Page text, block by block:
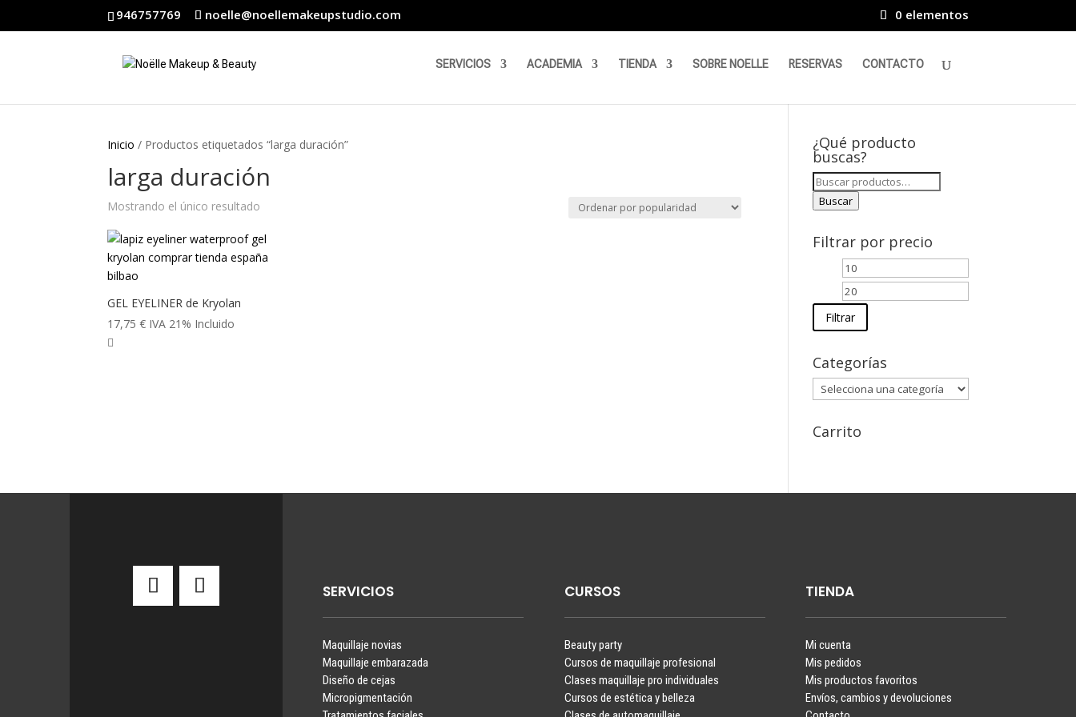
946757769 noelle@noellemakeupstudio.com 0 elementos
SERVICIOS ACADEMIA TIENDA SOBRE NOELLE RESERVAS CONTACTO
Inicio / Productos etiquetados “larga duración”
larga duración
Mostrando el único resultado
GEL EYELINER de Kryolan
17,75€ IVA 21% Incluido
¿Qué producto
buscas?
Buscar
por:
Buscar
Filtrar por precio
Precio
mínimo
Filtrar
Categorías
Carrito
SERVICIOS
Maquillaje novias
Maquillaje embarazada
Diseño de cejas
Micropigmentación
CURSOS
Beauty party
Cursos de maquillaje profesional
Clases maquillaje pro individuales
Cursos de estética y belleza
TIENDA
Mi cuenta
Mis pedidos
Mis productos favoritos
Envíos, cambios y devoluciones